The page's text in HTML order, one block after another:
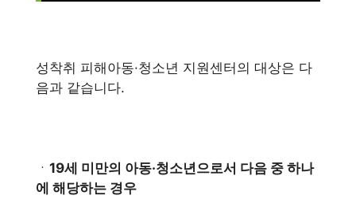
성착취 피해아동·청소년 지원센터의 대상은 다
음과 같습니다.
ㆍ 19세 미만의 아동·청소년으로서 다음 중 하나
에 해당하는 경우